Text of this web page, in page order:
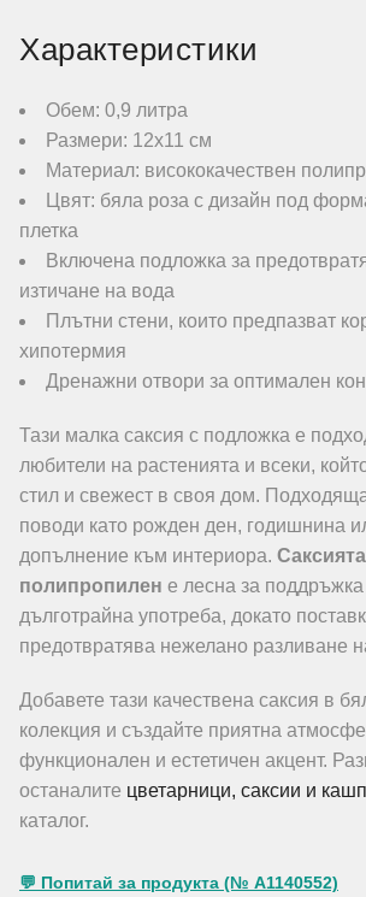
Характеристики
Обем: 0,9 литра
Размери: 12х11 см
Материал: висококачествен
Цвят: бяла роза с дизайн под
плетка
Включена подложка за
изтичане на вода
Плътни стени, които предпазват
хипотермия
Дренажни отвори за оптимален
Тази малка саксия с подложка е
любители на растенията и всеки,
стил и свежест в своя дом.
поводи като рожден ден, годишнина
допълнение към интериора.
полипропилен е лесна за поддръжка
дълготрайна употреба, докато
предотвратява нежелано разливане
Добавете тази качествена саксия в
колекция и създайте приятна
функционален и естетичен акцент.
останалите цветарници, саксии и
каталог.
💬 Попитай за продукта (№ A1140552)